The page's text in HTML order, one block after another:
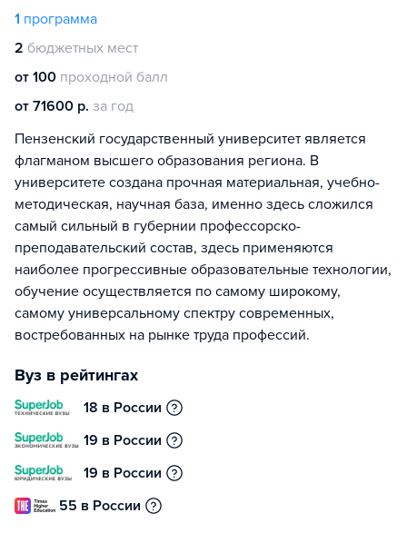
1 программа
2 бюджетных мест
от 100 проходной балл
от 71600 р. за год
Пензенский государственный университет является
флагманом высшего образования региона. В
университете создана прочная материальная, учебно-
методическая, научная база, именно здесь сложился
самый сильный в губернии профессорско-
преподавательский состав, здесь применяются
наиболее прогрессивные образовательные технологии,
обучение осуществляется по самому широкому,
самому универсальному спектру современных,
востребованных на рынке труда профессий.
Вуз в рейтингах
18 в России
19 в России
19 в России
55 в России